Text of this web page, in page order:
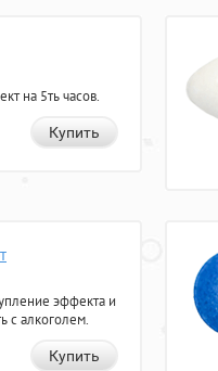
на 5ть часов.
Купить
эффекта и
с алкоголем.
Купить